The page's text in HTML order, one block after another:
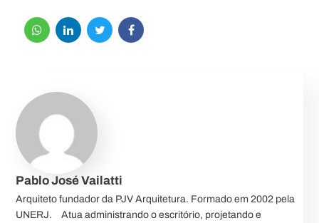
Pablo José Vailatti
Arquiteto fundador da PJV Arquitetura. Formado em 2002 pela
UNERJ.⠀ Atua administrando o escritório, projetando e